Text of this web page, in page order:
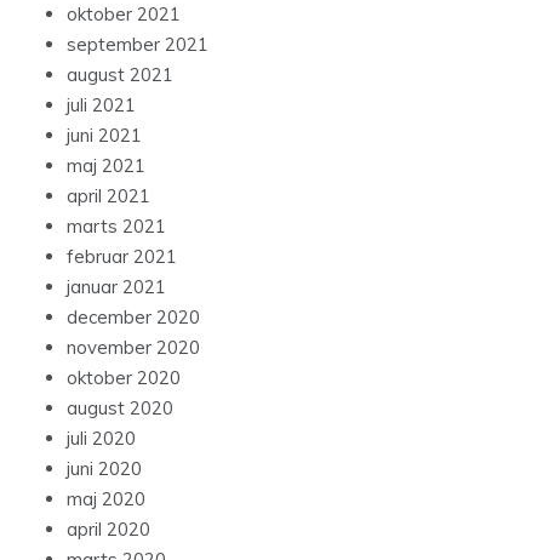
oktober 2021
september 2021
august 2021
juli 2021
juni 2021
maj 2021
april 2021
marts 2021
februar 2021
januar 2021
december 2020
november 2020
oktober 2020
august 2020
juli 2020
juni 2020
maj 2020
april 2020